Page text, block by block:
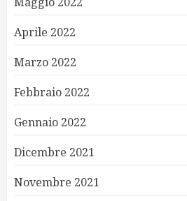
Aprile 2022
Marzo 2022
Febbraio 2022
Gennaio 2022
Dicembre 2021
Novembre 2021